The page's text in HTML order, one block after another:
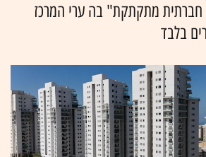
חברתית מתקתקת" בה ערי המרכז
בלבד